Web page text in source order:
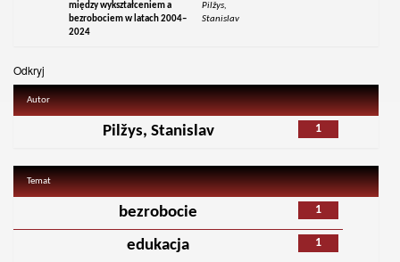
między wykształceniem a
bezrobociem w latach 2004–
2024
Pilžys,
Stanislav
Odkryj
Autor
1
Pilžys, Stanislav
Temat
1
bezrobocie
1
edukacja